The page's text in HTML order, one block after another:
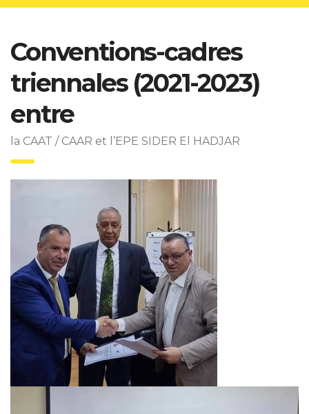
Conventions-cadres
triennales (2021-2023)
entre
la CAAT / CAAR et l’EPE SIDER El HADJAR